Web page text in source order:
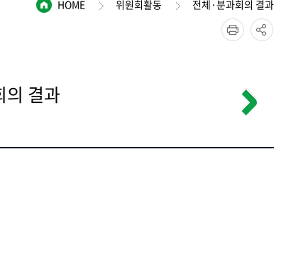
HOME 위원회활동 전체·분과회의 결과
결과